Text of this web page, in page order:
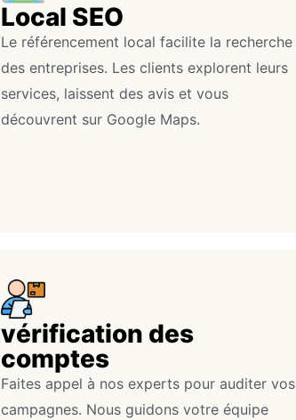
Local SEO
Le référencement local facilite la recherche
des entreprises. Les clients explorent leurs
services, laissent des avis et vous
découvrent sur Google Maps.
vérification des
comptes
Faites appel à nos experts pour auditer vos
campagnes. Nous guidons votre équipe